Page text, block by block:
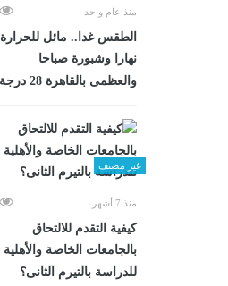
منذ عام واحد
الطقس غدا.. مائل للحرارة
نهارا وشبورة صباحا
والعظمى بالقاهرة 28 درجة
غير مصنف
منذ 7 أشهر
كيفية التقدم للالتحاق
بالجامعات الخاصة والأهلية
للدراسة بالتيرم الثانى؟